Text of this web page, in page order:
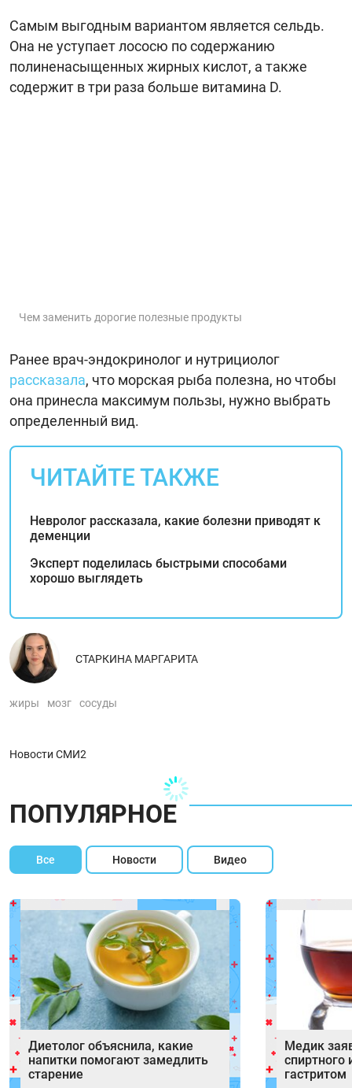
Самым выгодным вариантом является сельдь.
Она не уступает лососю по содержанию
полиненасыщенных жирных кислот, а также
содержит в три раза больше витамина D.
Чем заменить дорогие полезные продукты
Ранее врач-эндокринолог и нутрициолог
рассказала, что морская рыба полезна, но чтобы
она принесла максимум пользы, нужно выбрать
определенный вид.
ЧИТАЙТЕ ТАКЖЕ
Невролог рассказала, какие болезни приводят к
деменции
Эксперт поделилась быстрыми способами
хорошо выглядеть
СТАРКИНА МАРГАРИТА
жиры мозг сосуды
Новости СМИ2
ПОПУЛЯРНОЕ
Все Новости Видео
Диетолог объяснила, какие
напитки помогают замедлить
старение
Медик
спиртного
гастритом